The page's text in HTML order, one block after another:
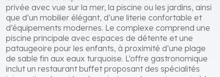
privée avec vue sur la mer, la piscine ou les jardins, ainsi
que d’un mobilier élégant, d’une literie confortable et
d’équipements modernes. Le complexe comprend une
piscine principale avec espaces de détente et une
pataugeoire pour les enfants, à proximité d’une plage
de sable fin aux eaux turquoise. L’offre gastronomique
inclut un restaurant buffet proposant des spécialités